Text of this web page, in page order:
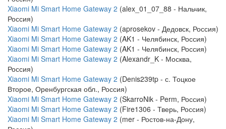
Xiaomi Mi Smart Home Gateway 2 (alex_01_07_88 - Нальчик,
Россия)
Xiaomi Mi Smart Home Gateway 2 (aprosekov - Дедовск, Россия)
Xiaomi Mi Smart Home Gateway 2 (AK1 - Челябинск, Россия)
Xiaomi Mi Smart Home Gateway 2 (AK1 - Челябинск, Россия)
Xiaomi Mi Smart Home Gateway 2 (Alexandr_K - Москва,
Россия)
Xiaomi Mi Smart Home Gateway 2 (Denis239tp - с. Тоцкое
Второе, Оренбургская обл., Россия)
Xiaomi Mi Smart Home Gateway 2 (SkarroNik - Perm, Россия)
Xiaomi Mi Smart Home Gateway 2 (Fire1306 - Тверь, Россия)
Xiaomi Mi Smart Home Gateway 2 (mer - Ростов-на-Дону,